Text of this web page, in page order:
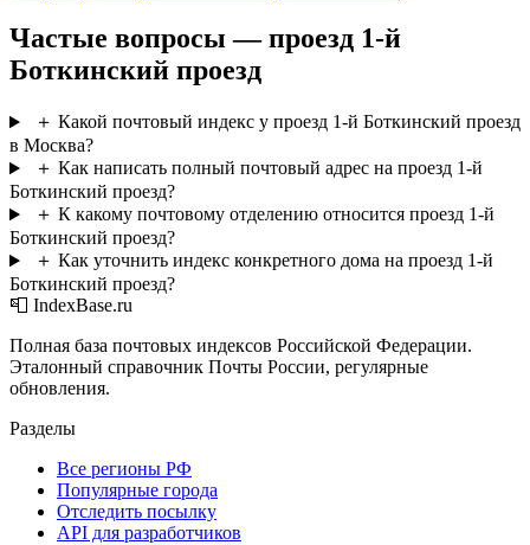
Частые вопросы — проезд 1-й
Боткинский проезд
＋ Какой почтовый индекс у проезд 1-й Боткинский проезд
в Москва?
＋ Как написать полный почтовый адрес на проезд 1-й
Боткинский проезд?
＋ К какому почтовому отделению относится проезд 1-й
Боткинский проезд?
＋ Как уточнить индекс конкретного дома на проезд 1-й
Боткинский проезд?
📮 IndexBase.ru
Полная база почтовых индексов Российской Федерации.
Эталонный справочник Почты России, регулярные
обновления.
Разделы
Все регионы РФ
Популярные города
Отследить посылку
API для разработчиков